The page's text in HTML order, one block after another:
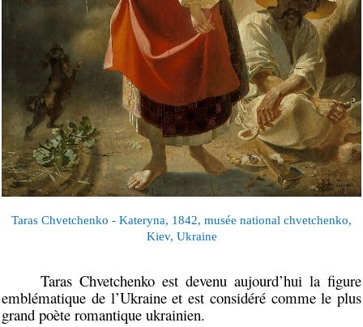
Taras Chvetchenko - Kateryna, 1842, musée national chvetchenko,
Kiev, Ukraine
Taras Chvetchenko est devenu aujourd’hui la figure
emblématique de l’Ukraine et est considéré comme le plus
grand poète romantique ukrainien.